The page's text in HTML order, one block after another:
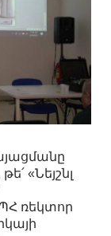
«Նեյշնլ
ռեկտոր